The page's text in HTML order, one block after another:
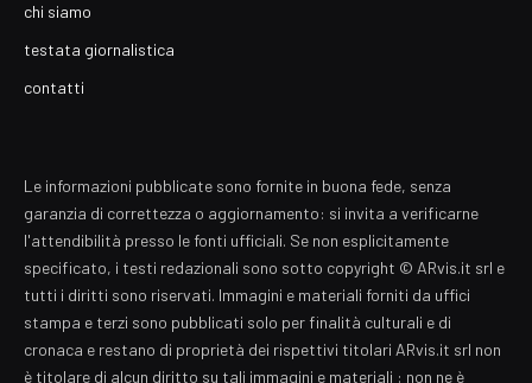
chi siamo
testata giornalistica
contatti
Le informazioni pubblicate sono fornite in buona fede, senza
garanzia di correttezza o aggiornamento: si invita a verificarne
l'attendibilità presso le fonti ufficiali. Se non esplicitamente
specificato, i testi redazionali sono sotto copyright © ARvis.it srl e
tutti i diritti sono riservati. Immagini e materiali forniti da uffici
stampa e terzi sono pubblicati solo per finalità culturali e di
cronaca e restano di proprietà dei rispettivi titolari ARvis.it srl non
è titolare di alcun diritto su tali immagini e materiali : non ne è